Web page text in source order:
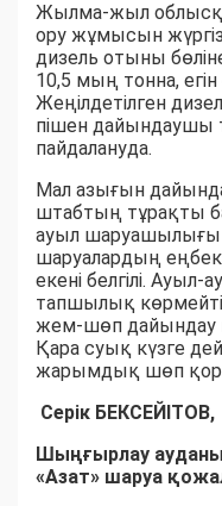
Жылма-жыл облысқа
ору жұмысын
дизель отыны
10,5 мың тонна,
Жеңілдетілген
пішен дайындаушы
пайдалануда.
Мал азығын
штабтың тұрақты
ауыл
шаруалардың
екені белгілі.
тапшылық
жем-шөп дайындау
Қара суық күзге
жарымдық шөп
Серік БЕКСЕЙІТОВ,
Шыңғырлау ауданы
«Азат» шаруа